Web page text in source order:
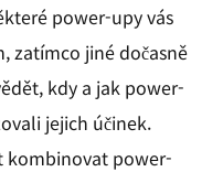
power-upy vás
zatímco jiné dočasně
kdy a jak power-
jejich účinek.
kombinovat power-